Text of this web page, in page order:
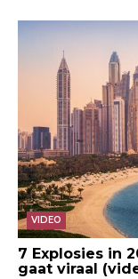
VIDEO
7 Explosies in
gaat viraal